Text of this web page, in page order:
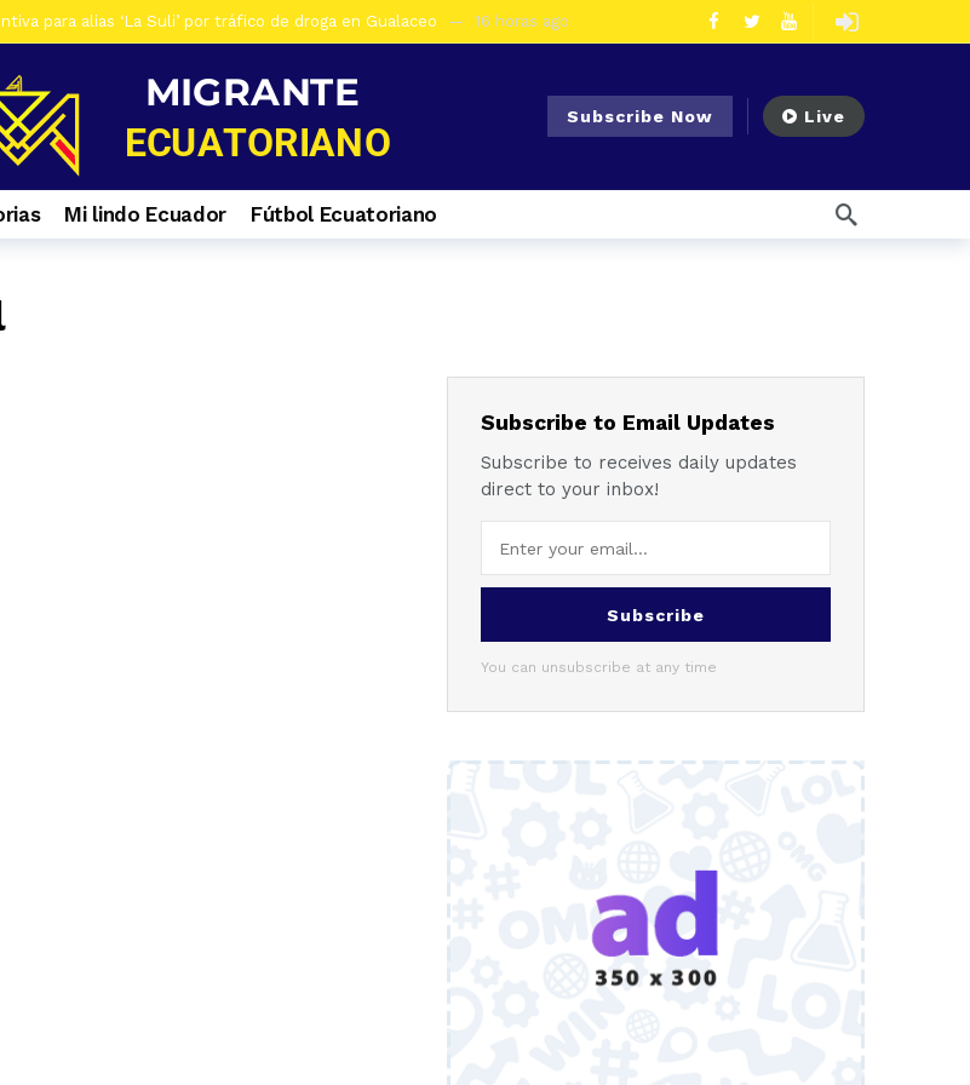
para alias ‘La Suli’ por tráfico de droga en Gualaceo 16 horas ago
por accidente de tránsito en el ingreso a Zhiña, en la vía Cuenca – Loja 3 días ago
clausuradas por comercializar productos irregulares en Azogues 4 días ago
para almacenar armas en La Troncal. Hay una mujer detenida
santuario que cuida la vida silvestre del sureste del Ecuador
Subscribe Now Live
Mi lindo Ecuador Fútbol Ecuatoriano
Subscribe to Email Updates
Subscribe to receives daily updates
direct to your inbox!
Subscribe
You can unsubscribe at any time